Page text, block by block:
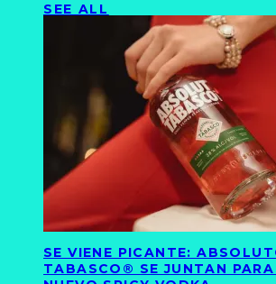
SEE ALL
SE VIENE PICANTE:
TABASCO® SE JUNTAN